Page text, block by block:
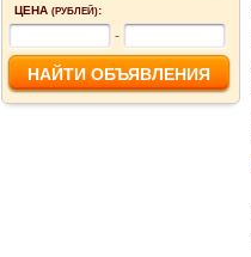
ЦЕНА (РУБЛЕЙ):
-